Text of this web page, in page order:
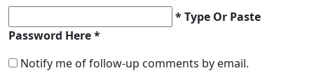
* Type Or Paste
Password Here *
Notify me of follow-up comments by email.